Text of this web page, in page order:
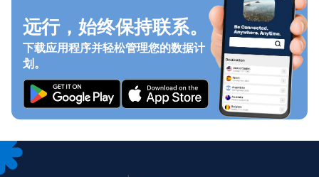
远行，始终保持联系。
下载应用程序并轻松管理您的数据计
划。